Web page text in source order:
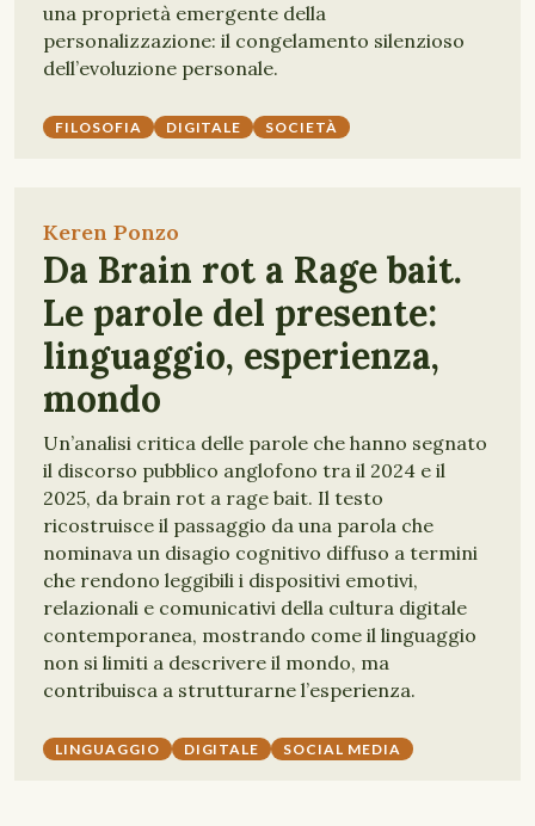
una proprietà emergente della
personalizzazione: il congelamento silenzioso
dell’evoluzione personale.
FILOSOFIA DIGITALE SOCIETÀ
Keren Ponzo
Da Brain rot a Rage bait.
Le parole del presente:
linguaggio, esperienza,
mondo
Un’analisi critica delle parole che hanno segnato
il discorso pubblico anglofono tra il 2024 e il
2025, da brain rot a rage bait. Il testo
ricostruisce il passaggio da una parola che
nominava un disagio cognitivo diffuso a termini
che rendono leggibili i dispositivi emotivi,
relazionali e comunicativi della cultura digitale
contemporanea, mostrando come il linguaggio
non si limiti a descrivere il mondo, ma
contribuisca a strutturarne l’esperienza.
LINGUAGGIO DIGITALE SOCIAL MEDIA